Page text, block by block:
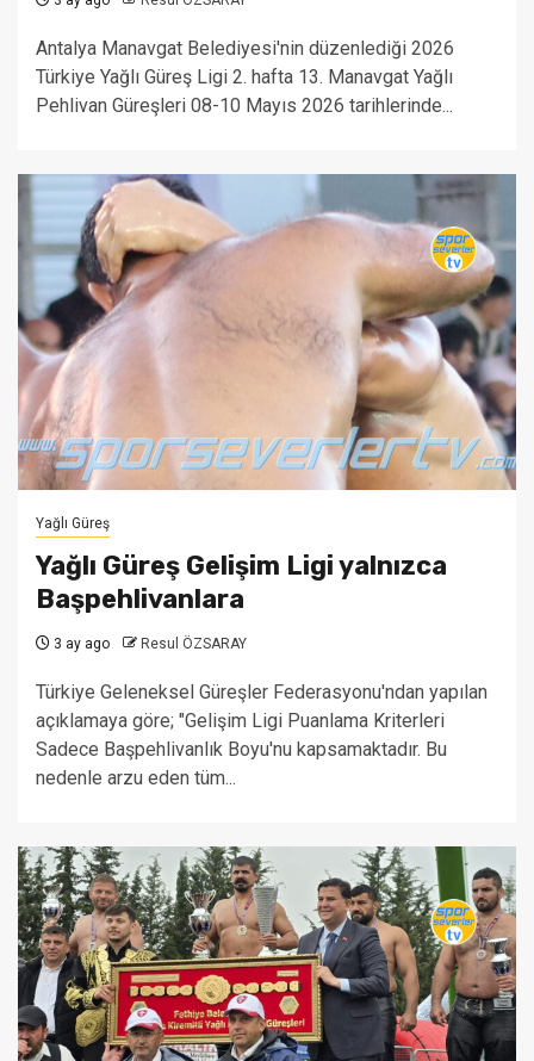
Antalya Manavgat Belediyesi'nin düzenlediği 2026
Türkiye Yağlı Güreş Ligi 2. hafta 13. Manavgat Yağlı
Pehlivan Güreşleri 08-10 Mayıs 2026 tarihlerinde...
Yağlı Güreş
Yağlı Güreş Gelişim Ligi yalnızca
Başpehlivanlara
3 ay ago Resul ÖZSARAY
Türkiye Geleneksel Güreşler Federasyonu'ndan yapılan
açıklamaya göre; "Gelişim Ligi Puanlama Kriterleri
Sadece Başpehlivanlık Boyu'nu kapsamaktadır. Bu
nedenle arzu eden tüm...